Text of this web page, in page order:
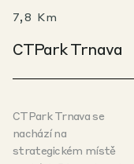
7,8 Km
CTPark Trnava
CTPark Trnava se
nachází na
strategickém místě